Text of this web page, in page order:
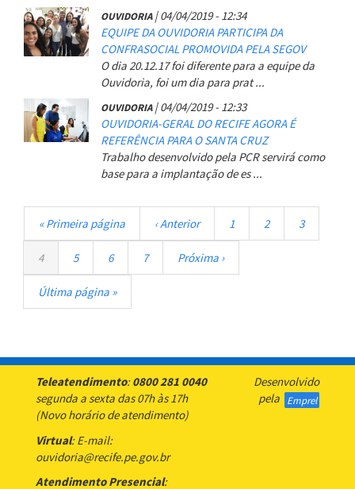
OUVIDORIA| 04/04/2019 - 12:34
EQUIPE DA OUVIDORIA PARTICIPA DA
CONFRASOCIAL PROMOVIDA PELA SEGOV
O dia 20.12.17 foi diferente para a equipe da
Ouvidoria, foi um dia para prat ...
OUVIDORIA| 04/04/2019 - 12:33
OUVIDORIA-GERAL DO RECIFE AGORA É
REFERÊNCIA PARA O SANTA CRUZ
Trabalho desenvolvido pela PCR servirá como
base para a implantação de es ...
Paginação
Primeira
página
« Primeira página
Página
anterior
‹ Anterior Página
1 Página
2 Página
3
Página
atual
4 Página
5 Página
6 Página
7
Próxima
página
Próxima ›
Última
página
Última página »
Teleatendimento:0800 281 0040
segunda a sexta das 07h às 17h
(Novo horário de atendimento)
Virtual: E-mail:
ouvidoria@recife.pe.gov.br
Atendimento Presencial:
Desenvolvido
pela
Emprel